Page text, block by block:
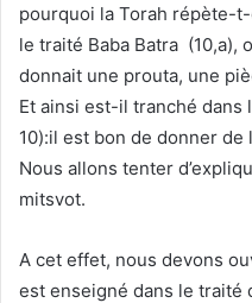
pourquoi la Torah répète-
le traité Baba Batra (10,a),
donnait une prouta, une
Et ainsi est-il tranché dans
10):il est bon de donner de
Nous allons tenter
mitsvot.
A cet effet, nous devons
est enseigné dans le traité